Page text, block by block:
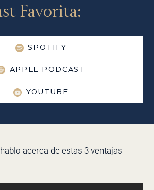
Favorita:
SPOTIFY
APPLE PODCAST
YOUTUBE
acerca de estas 3 ventajas